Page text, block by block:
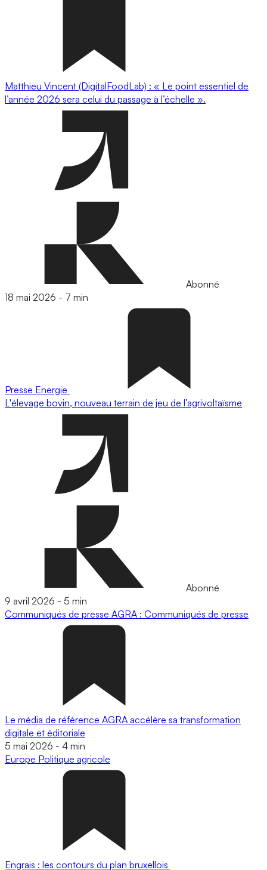
Matthieu Vincent (DigitalFoodLab) : « Le point essentiel de
l’année 2026 sera celui du passage à l’échelle ».
Abonné
18 mai 2026 - 7 min
Presse Energie
L'élevage bovin, nouveau terrain de jeu de l’agrivoltaïsme
Abonné
9 avril 2026 - 5 min
Communiqués de presse AGRA : Communiqués de presse
Le média de référence AGRA accélère sa transformation
digitale et éditoriale
5 mai 2026 - 4 min
Europe Politique agricole
Engrais : les contours du plan bruxellois